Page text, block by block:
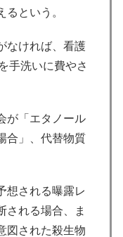
という。
なければ、看護
手洗いに費やさ
が「エタノール
合」、代替物質
想される曝露レ
される場合、ま
図された殺生物